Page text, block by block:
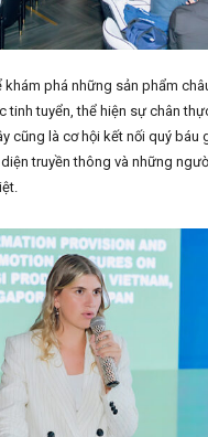
khám phá những sản phẩm
tinh tuyển, thể hiện sự chân
cũng là cơ hội kết nối quý báu
truyền thông và những